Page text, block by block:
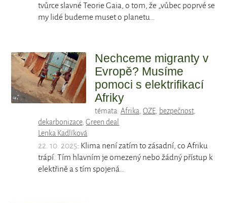
tvůrce slavné Teorie Gaia, o tom, že „vůbec poprvé se
my lidé budeme muset o planetu…
Nechceme migranty v
Evropě? Musíme
pomoci s elektrifikací
Afriky
témata: Afrika, OZE, bezpečnost,
dekarbonizace,Green deal
Lenka Kadlíková
22. 10. 2025: Klima není zatím to zásadní, co Afriku
trápí. Tím hlavním je omezený nebo žádný přístup k
elektřině a s tím spojená…